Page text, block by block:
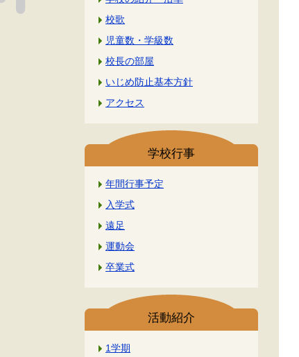
校歌
児童数・学級数
校長の部屋
いじめ防止基本方針
アクセス
学校行事
年間行事予定
入学式
遠足
運動会
卒業式
活動紹介
1学期